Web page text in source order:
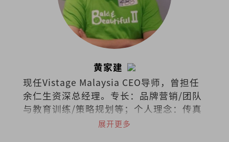
黄家建
现任Vistage Malaysia CEO导师，曾担任
余仁生资深总经理。专长：品牌营销/团队
与教育训练/策略规划等；个人理念：传真
情、创智慧、成就人。
展开更多